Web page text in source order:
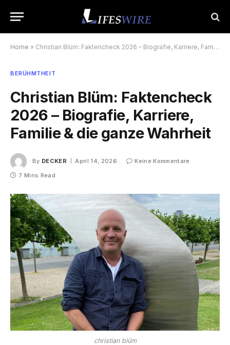
Home » Christian Blüm: Faktencheck 2026 – Biografie, Karriere, Familie & die ganze Wahrheit
BERÜHMTHEIT
Christian Blüm: Faktencheck
2026 – Biografie, Karriere,
Familie & die ganze Wahrheit
By DECKER April 14, 2026
Keine Kommentare
7 Mins Read
christian blüm